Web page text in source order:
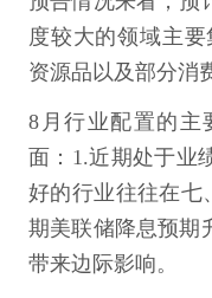
度较大的领域主要
资源品以及部分消
8月行业配置的主
面：1.近期处于业
好的行业往往在七
期美联储降息预期
带来边际影响。